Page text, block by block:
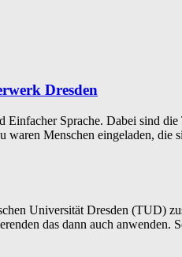
Dresden
Sprache. Dabei sind
waren Menschen eingeladen, die
Universität Dresden (TUD)
das dann auch anwenden.